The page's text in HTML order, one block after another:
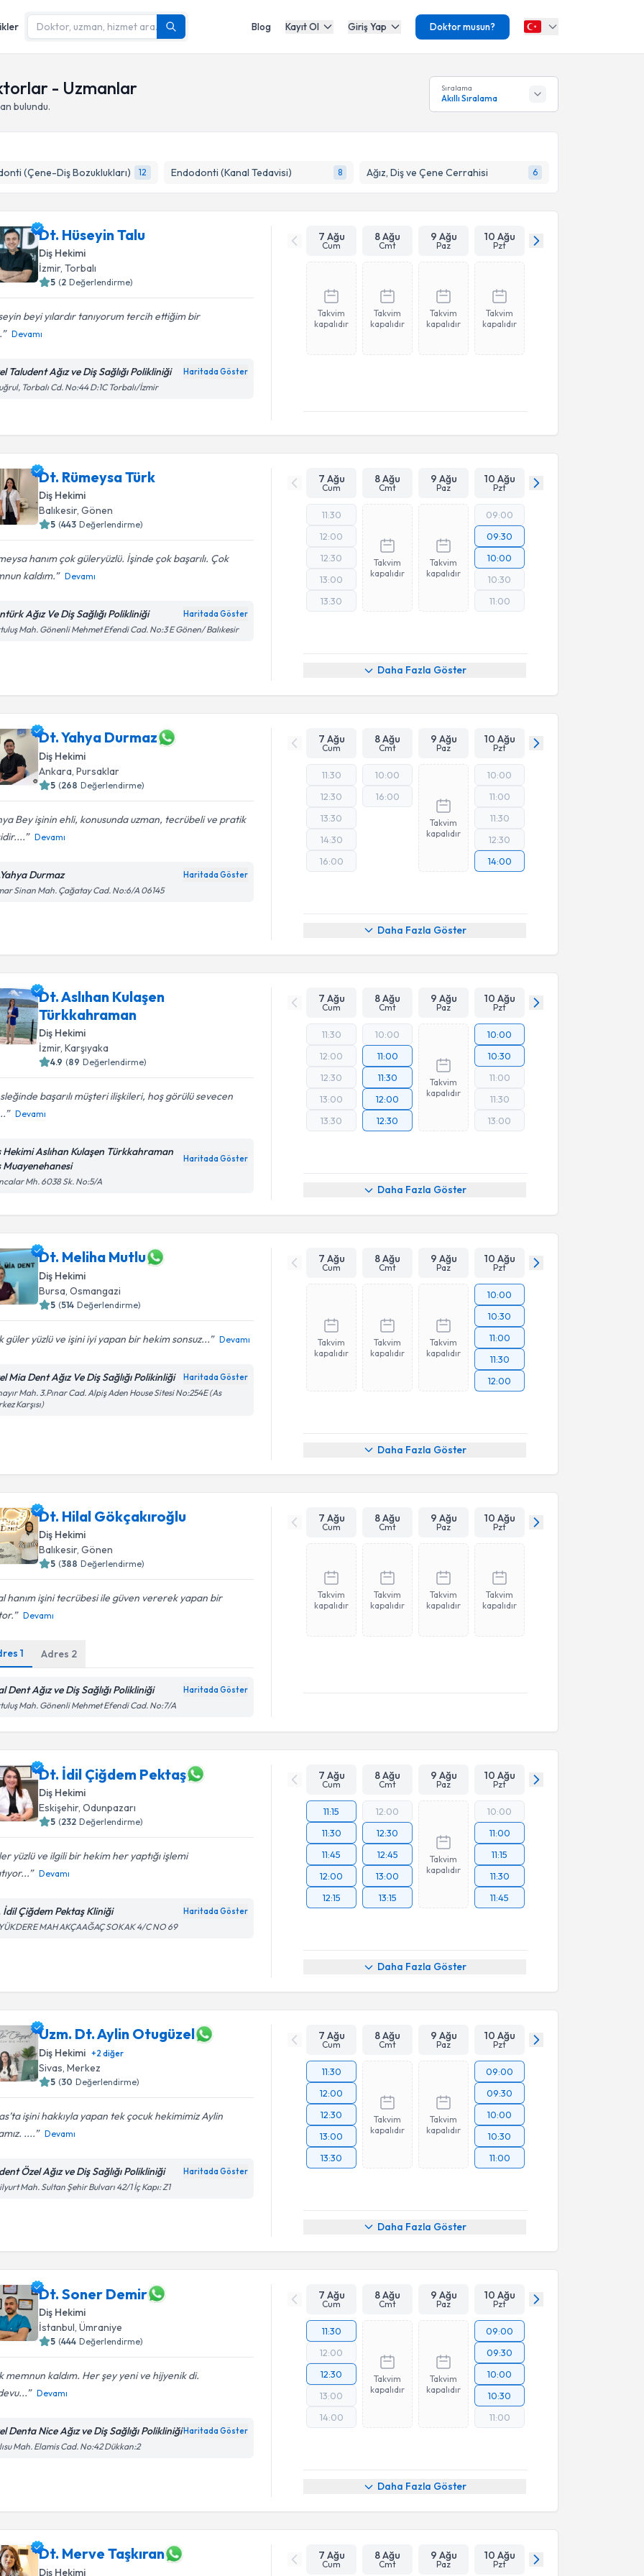
Blog Kayıt Ol Giriş Yap Doktor musun?
- Uzmanlar
bulundu.
Sıralama
Akıllı Sıralama
(Çene-Diş Bozuklukları) 12 Endodonti (Kanal Tedavisi) 8 Ağız, Diş ve Çene Cerrahisi 6
Dt. Hüseyin Talu
Diş Hekimi
İzmir,Torbalı
5 (2 Değerlendirme)
beyi yılardır tanıyorum tercih ettiğim bir
Devamı
Taludent Ağız ve Diş Sağlığı Polikliniği Haritada Göster
Torbalı Cd. No:44 D:1C Torbalı/İzmir
7 Ağu
Cum
8 Ağu
Cmt
9 Ağu
Paz
10 Ağu
Pzt
Takvim
kapalıdır
Takvim
kapalıdır
Takvim
kapalıdır
Takvim
kapalıdır
Dt. Rümeysa Türk
Diş Hekimi
Balıkesir,Gönen
5 (443 Değerlendirme)
hanım çok güleryüzlü. İşinde çok başarılı. Çok
kaldım.
Devamı
Ağız Ve Diş Sağlığı Polikliniği Haritada Göster
Mah. Gönenli Mehmet Efendi Cad. No:3 E Gönen/ Balıkesir
7 Ağu
Cum
8 Ağu
Cmt
9 Ağu
Paz
10 Ağu
Pzt
11:30
12:00
12:30
13:00
13:30
Takvim
kapalıdır
Takvim
kapalıdır
09:00
09:30
10:00
10:30
11:00
Daha Fazla Göster
Dt. Yahya Durmaz
Diş Hekimi
Ankara ,Pursaklar
5 (268 Değerlendirme)
Bey işinin ehli, konusunda uzman, tecrübeli ve pratik
Devamı
Durmaz Haritada Göster
Sinan Mah. Çağatay Cad. No:6/A 06145
7 Ağu
Cum
8 Ağu
Cmt
9 Ağu
Paz
10 Ağu
Pzt
11:30
12:30
13:30
14:30
16:00
10:00
16:00
Takvim
kapalıdır
10:00
11:00
11:30
12:30
14:00
Daha Fazla Göster
Dt. Aslıhan Kulaşen
Türkkahraman
Diş Hekimi
İzmir,Karşıyaka
4.9 (89 Değerlendirme)
başarılı müşteri ilişkileri, hoş görülü sevecen
Devamı
Hekimi Aslıhan Kulaşen Türkkahraman
Muayenehanesi
Haritada Göster
Mh. 6038 Sk. No:5/A
7 Ağu
Cum
8 Ağu
Cmt
9 Ağu
Paz
10 Ağu
Pzt
11:30
12:00
12:30
13:00
13:30
10:00
11:00
11:30
12:00
12:30
Takvim
kapalıdır
10:00
10:30
11:00
11:30
13:00
Daha Fazla Göster
Dt. Meliha Mutlu
Diş Hekimi
Bursa ,Osmangazi
5 (514 Değerlendirme)
güler yüzlü ve işini iyi yapan bir hekim sonsuz... Devamı
Mia Dent Ağız Ve Diş Sağlığı Polikinliği Haritada Göster
Mah. 3.Pınar Cad. Alpiş Aden House Sitesi No:254E (As
Karşısı)
7 Ağu
Cum
8 Ağu
Cmt
9 Ağu
Paz
10 Ağu
Pzt
Takvim
kapalıdır
Takvim
kapalıdır
Takvim
kapalıdır
10:00
10:30
11:00
11:30
12:00
Daha Fazla Göster
Dt. Hilal Gökçakıroğlu
Diş Hekimi
Balıkesir,Gönen
5 (388 Değerlendirme)
hanım işini tecrübesi ile güven vererek yapan bir
Devamı
1 Adres 2
Dent Ağız ve Diş Sağlığı Polikliniği Haritada Göster
Mah. Gönenli Mehmet Efendi Cad. No:7/A
7 Ağu
Cum
8 Ağu
Cmt
9 Ağu
Paz
10 Ağu
Pzt
Takvim
kapalıdır
Takvim
kapalıdır
Takvim
kapalıdır
Takvim
kapalıdır
Dt. İdil Çiğdem Pektaş
Diş Hekimi
Eskişehir,Odunpazarı
5 (232 Değerlendirme)
yüzlü ve ilgili bir hekim her yaptığı işlemi
Devamı
İdil Çiğdem Pektaş Kliniği Haritada Göster
MAH AKÇAAĞAÇ SOKAK 4/C NO 69
7 Ağu
Cum
8 Ağu
Cmt
9 Ağu
Paz
10 Ağu
Pzt
11:15
11:30
11:45
12:00
12:15
12:00
12:30
12:45
13:00
13:15
Takvim
kapalıdır
10:00
11:00
11:15
11:30
11:45
Daha Fazla Göster
Uzm. Dt. Aylin Otugüzel
Diş Hekimi +2 diğer
Sivas ,Merkez
5 (30 Değerlendirme)
işini hakkıyla yapan tek çocuk hekimimiz Aylin
....
Devamı
Özel Ağız ve Diş Sağlığı Polikliniği Haritada Göster
Mah. Sultan Şehir Bulvarı 42/1 İç Kapı: Z1
7 Ağu
Cum
8 Ağu
Cmt
9 Ağu
Paz
10 Ağu
Pzt
11:30
12:00
12:30
13:00
13:30
Takvim
kapalıdır
Takvim
kapalıdır
09:00
09:30
10:00
10:30
11:00
Daha Fazla Göster
Dt. Soner Demir
Diş Hekimi
İstanbul,Ümraniye
5 (444 Değerlendirme)
memnun kaldım. Her şey yeni ve hijyenik di.
Devamı
Denta Nice Ağız ve Diş Sağlığı Polikliniği Haritada Göster
Mah. Elamis Cad. No:42 Dükkan:2
7 Ağu
Cum
8 Ağu
Cmt
9 Ağu
Paz
10 Ağu
Pzt
11:30
12:00
12:30
13:00
14:00
Takvim
kapalıdır
Takvim
kapalıdır
09:00
09:30
10:00
10:30
11:00
Daha Fazla Göster
Dt. Merve Taşkıran
Diş Hekimi
7 Ağu
Cum
8 Ağu
Cmt
9 Ağu
Paz
10 Ağu
Pzt